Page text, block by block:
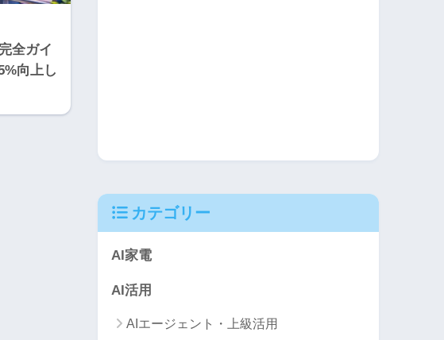
全ガイ
向上し
カテゴリー
AI家電
AI活用
AIエージェント・上級活用